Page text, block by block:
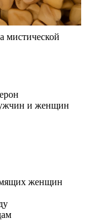
и женщин
женщин